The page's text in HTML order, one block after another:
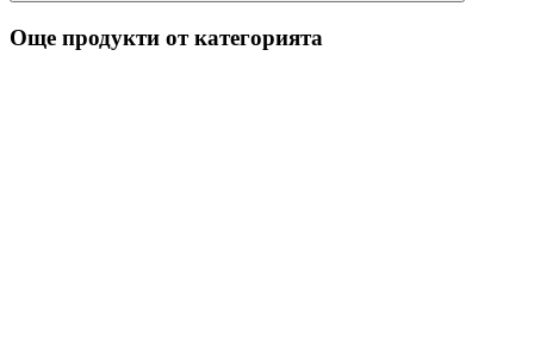
Още продукти от категорията